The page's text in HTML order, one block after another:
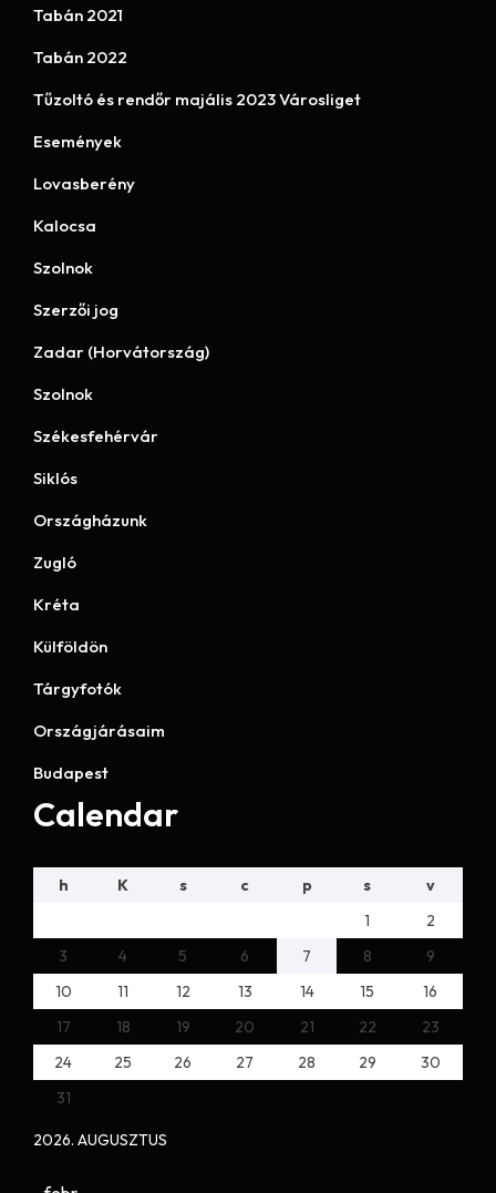
Tabán 2021
Tabán 2022
Tűzoltó és rendőr majális 2023 Városliget
Események
Lovasberény
Kalocsa
Szolnok
Szerzői jog
Zadar (Horvátország)
Szolnok
Székesfehérvár
Siklós
Országházunk
Zugló
Kréta
Külföldön
Tárgyfotók
Országjárásaim
Budapest
Calendar
2026. AUGUSZTUS
h K s c p s
v
1
2
3
4 5 6 7 8
9
10
11 12 13 14 15
16
17
18 19 20 21 22
23
24
25 26 27 28 29
30
31